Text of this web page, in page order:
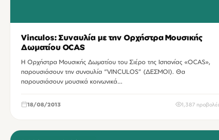
Vinculos: Συναυλία με την Ορχήστρα Μουσικής
Δωματίου OCAS
Η Ορχήστρα Μουσικής Δωματίου του Σιέρο της Ισπανίας «OCAS»,
παρουσιάσουν την συναυλία “VINCULOS” (ΔΕΣΜΟΙ). Θα
παρουσιάσουν μουσικά κοινωνικά…
18/08/2013 1,387